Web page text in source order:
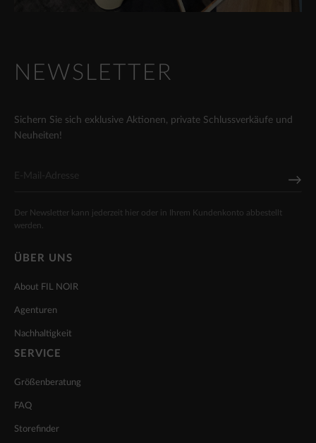
NEWSLETTER
Sichern Sie sich exklusive Aktionen, private Schlussverkäufe und
Neuheiten!
Der Newsletter kann jederzeit hier oder in Ihrem Kundenkonto abbestellt
werden.
ÜBER UNS
About FIL NOIR
Agenturen
Nachhaltigkeit
SERVICE
Größenberatung
FAQ
Storefinder